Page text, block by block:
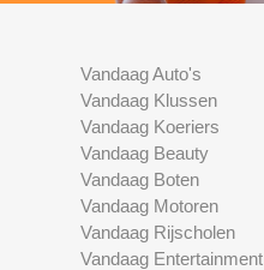
Vandaag Auto's
Vandaag Klussen
Vandaag Koeriers
Vandaag Beauty
Vandaag Boten
Vandaag Motoren
Vandaag Rijscholen
Vandaag Entertainment